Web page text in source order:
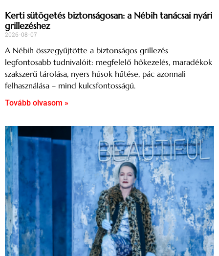
Kerti sütögetés biztonságosan: a Nébih tanácsai nyári
grillezéshez
2026-08-07
A Nébih összegyűjtötte a biztonságos grillezés
legfontosabb tudnivalóit: megfelelő hőkezelés, maradékok
szakszerű tárolása, nyers húsok hűtése, pác azonnali
felhasználása – mind kulcsfontosságú.
Tovább olvasom »